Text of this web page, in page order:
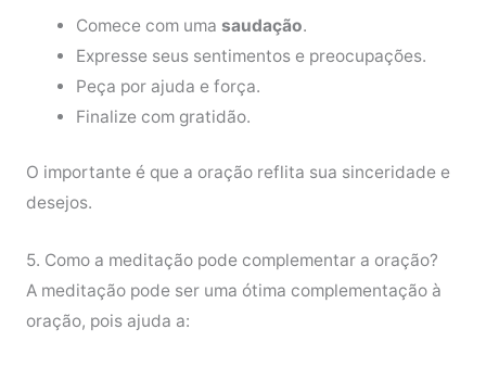
Comece com uma saudação.
Expresse seus sentimentos e preocupações.
Peça por ajuda e força.
Finalize com gratidão.
O importante é que a oração reflita sua sinceridade e
desejos.
5. Como a meditação pode complementar a oração?
A meditação pode ser uma ótima complementação à
oração, pois ajuda a: